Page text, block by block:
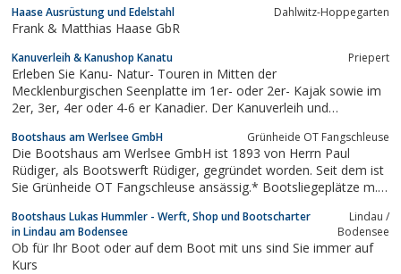
gewünscht werden, Normteile Verwendung finden oder Teile erst
von uns erfunden werden müssen: Wir...
Haase Ausrüstung und Edelstahl Dahlwitz-Hoppegarten
Frank & Matthias Haase GbR
Kanuverleih & Kanushop Kanatu Priepert
Erleben Sie Kanu- Natur- Touren in Mitten der
Mecklenburgischen Seenplatte im 1er- oder 2er- Kajak sowie im
2er, 3er, 4er oder 4-6 er Kanadier. Der Kanuverleih und
und guten Fahreigenschaften der Marken Wenonah Canoe, Nova
Craft Canoe, Old Town und Mad River Canoe sowie...
Bootshaus am Werlsee GmbH Grünheide OT Fangschleuse
Die Bootshaus am Werlsee GmbH ist 1893 von Herrn Paul
Rüdiger, als Bootswerft Rüdiger, gegründet worden. Seit dem ist
Sie Grünheide OT Fangschleuse ansässig.* Bootsliegeplätze m.
allen Hauptstegen* Diverses Bootszubehör ist in unserem
"kleinen" Lager...
Bootshaus Lukas Hummler - Werft, Shop und Bootscharter
in Lindau am Bodensee
Lindau /
Bodensee
Ob für Ihr Boot oder auf dem Boot mit uns sind Sie immer auf
Kurs